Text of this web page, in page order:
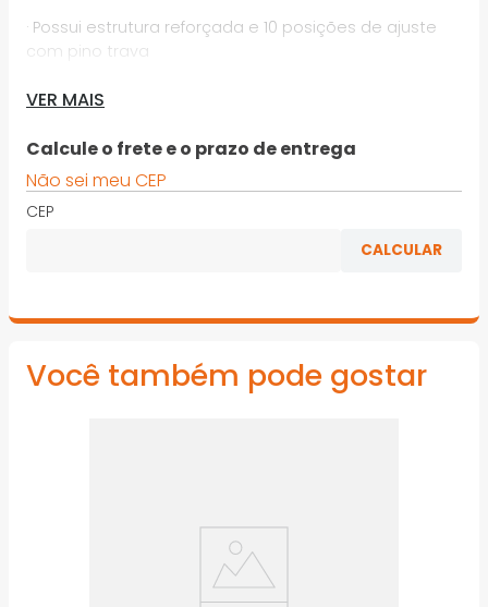
· Possui estrutura reforçada e 10 posições de ajuste
com pino trava
· Indicado para veículos. Utilizar somente em
superfícies planas e rígidas. Nunca exceder a
capacidade de carga
*Imagens meramente ilustrativas
VER MAIS
Calcule o frete e o prazo de entrega
Não sei meu CEP
CEP
Você também pode gostar